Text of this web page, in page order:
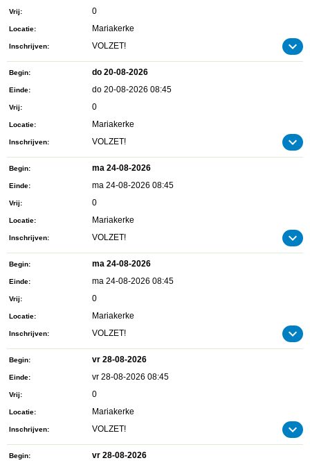
Vrij 0
Locatie Mariakerke
Inschrijven VOLZET!
Begin do 20-08-2026
Einde do 20-08-2026 08:45
Vrij 0
Locatie Mariakerke
Inschrijven VOLZET!
Begin ma 24-08-2026
Einde ma 24-08-2026 08:45
Vrij 0
Locatie Mariakerke
Inschrijven VOLZET!
Begin ma 24-08-2026
Einde ma 24-08-2026 08:45
Vrij 0
Locatie Mariakerke
Inschrijven VOLZET!
Begin vr 28-08-2026
Einde vr 28-08-2026 08:45
Vrij 0
Locatie Mariakerke
Inschrijven VOLZET!
Begin vr 28-08-2026